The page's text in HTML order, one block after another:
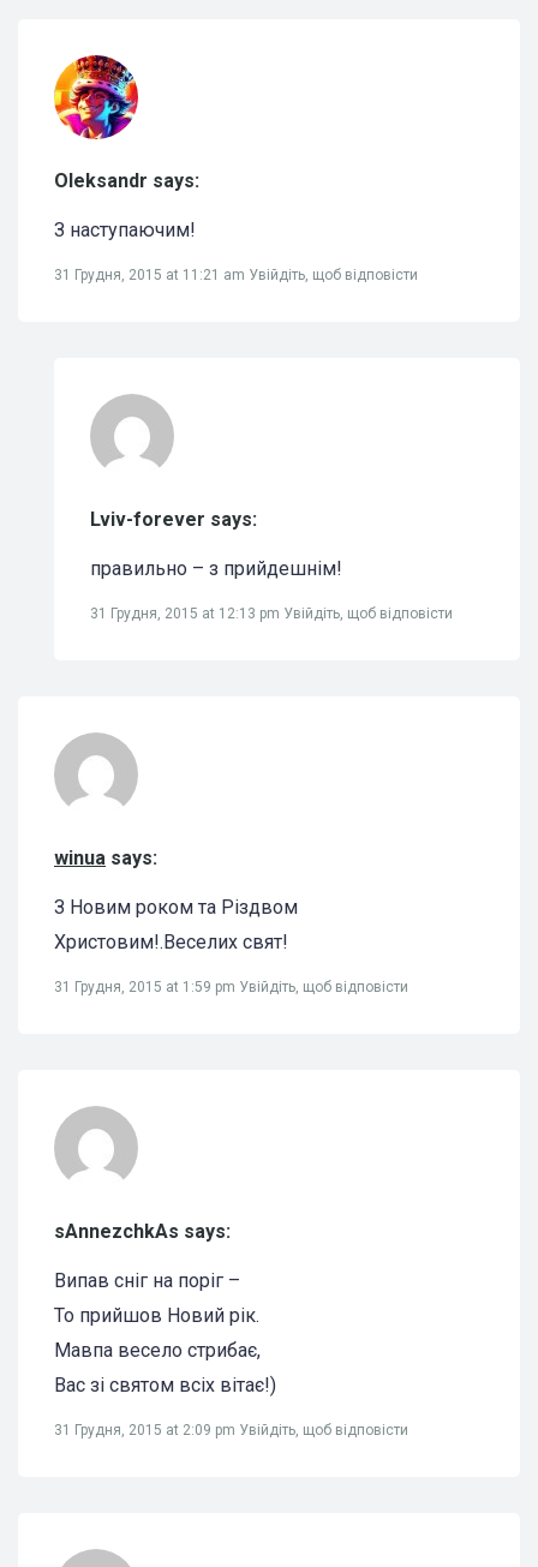
Oleksandr says:
З наступаючим!
31 Грудня, 2015 at 11:21 am Увійдіть, щоб відповісти
Lviv-forever says:
правильно – з прийдешнім!
31 Грудня, 2015 at 12:13 pm Увійдіть, щоб відповісти
winua says:
З Новим роком та Різдвом
Христовим!.Веселих свят!
31 Грудня, 2015 at 1:59 pm Увійдіть, щоб відповісти
sAnnezchkAs says:
Випав сніг на поріг –
То прийшов Новий рік.
Мавпа весело стрибає,
Вас зі святом всіх вітає!)
31 Грудня, 2015 at 2:09 pm Увійдіть, щоб відповісти